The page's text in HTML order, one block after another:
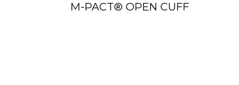
M-PACT® OPEN CUFF